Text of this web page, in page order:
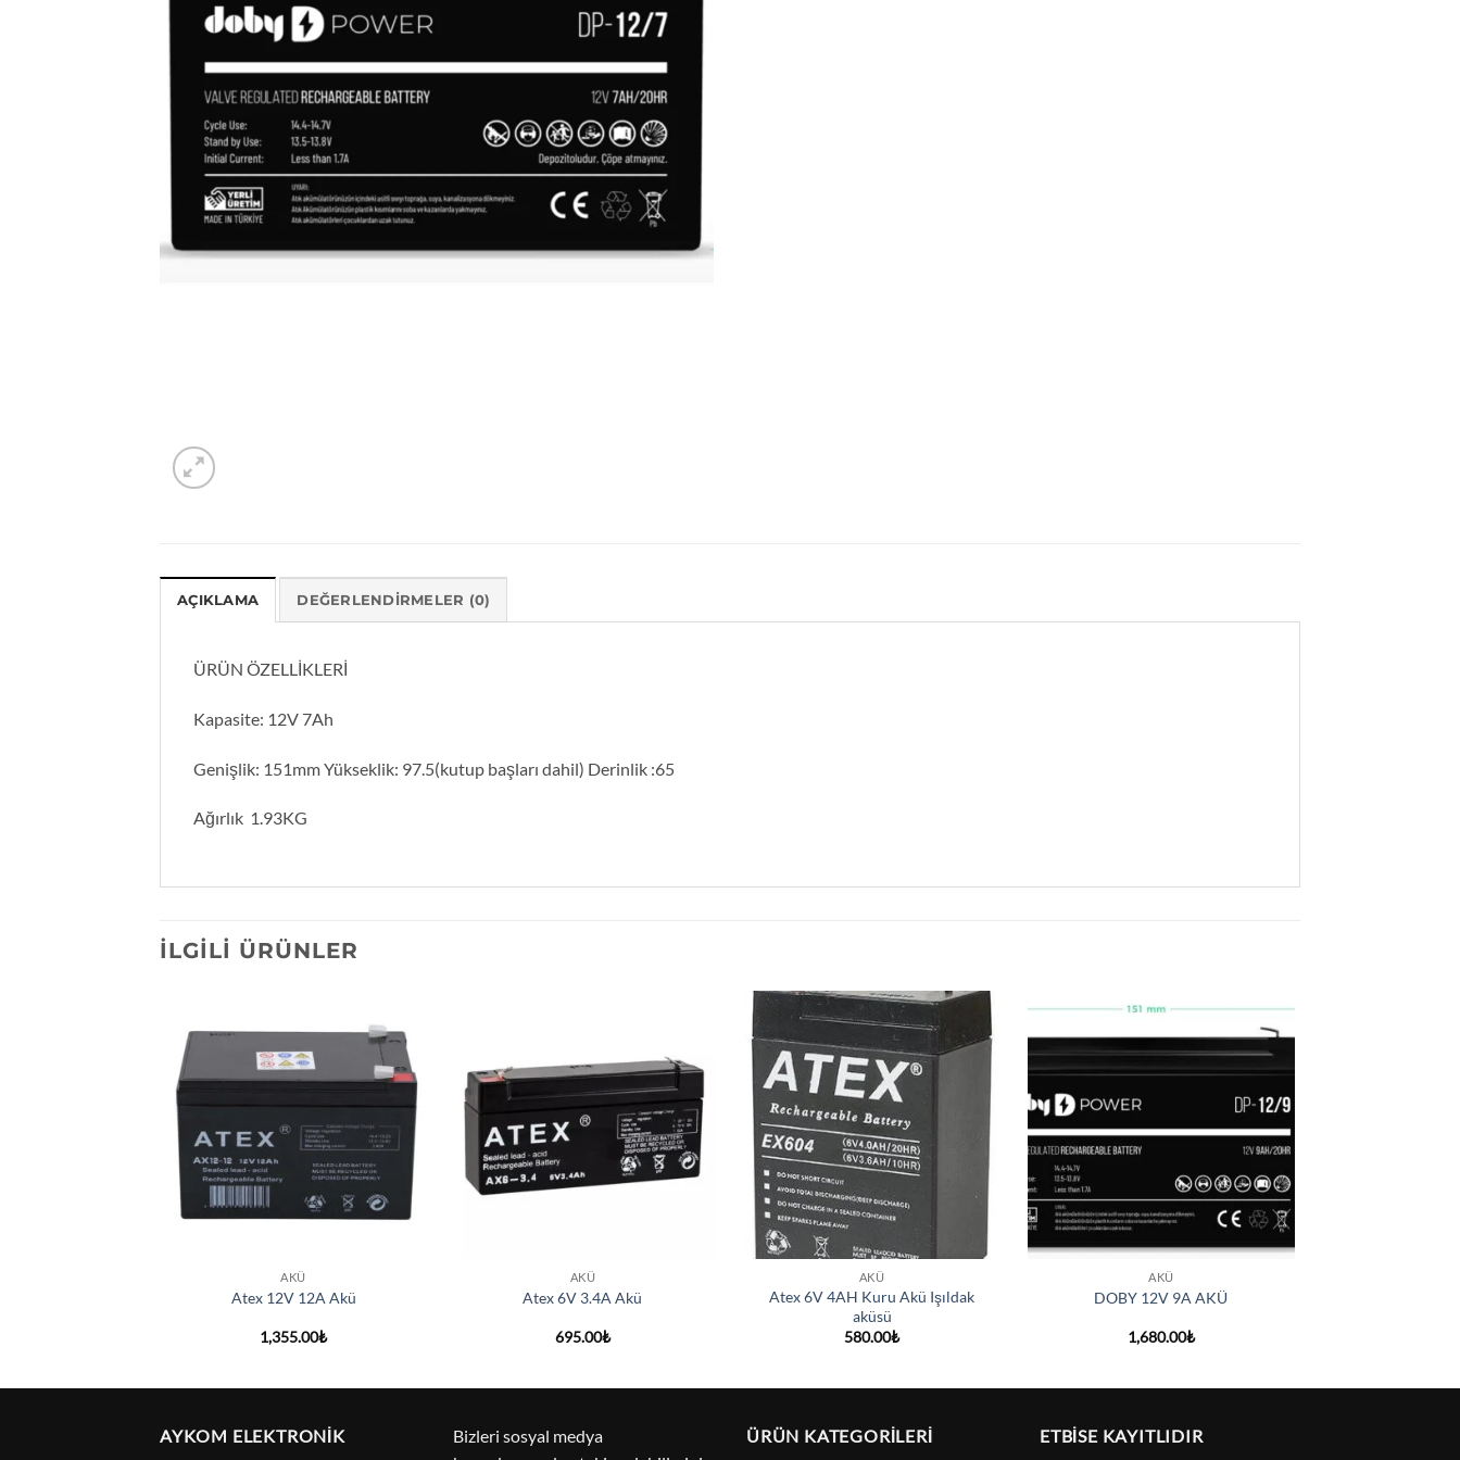
AÇIKLAMA DEĞERLENDIRMELER (0)
ÜRÜN ÖZELLİKLERİ
Kapasite: 12V 7Ah
Genişlik: 151mm Yükseklik: 97.5(kutup başları dahil) Derinlik :65
Ağırlık 1.93KG
İLGILI ÜRÜNLER
Add to
wishlist
AKÜ
Atex 12V 12A Akü
1,355.00₺
wishlist
AKÜ
Atex 6V 3.4A Akü
695.00₺
Add to
+
AKÜ
Atex 6V 4AH Kuru Akü Işıldak
aküsü
580.00₺
Add to
AKÜ
DOBY 12V 9A AKÜ
1,680.00₺
AYKOM ELEKTRONİK
Bizleri sosyal medya
ÜRÜN KATEGORILERI ETBİSE KAYITLIDIR